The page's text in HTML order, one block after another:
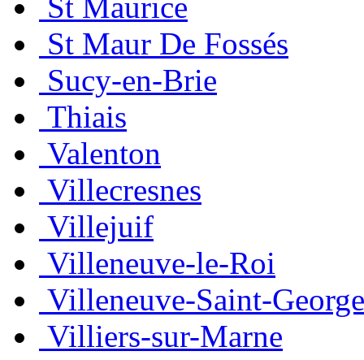
St Maur De Fossés
Sucy-en-Brie
Thiais
Valenton
Villecresnes
Villejuif
Villeneuve-le-Roi
Villeneuve-Saint-
Villiers-sur-Marne